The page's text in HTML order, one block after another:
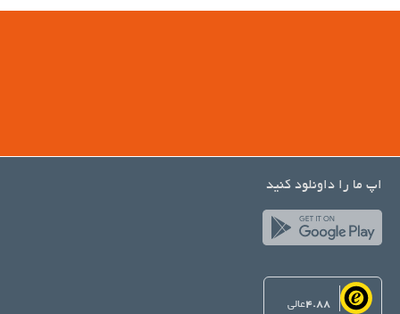
اپ ما را داونلود کنید
4.88عالی